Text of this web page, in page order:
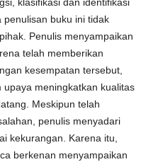
penulisan buku ini tidak
Penulis menyampaikan
telah memberikan
kesempatan tersebut,
meningkatkan kualitas
Meskipun telah
penulis menyadari
kekurangan. Karena itu,
berkenan menyampaikan